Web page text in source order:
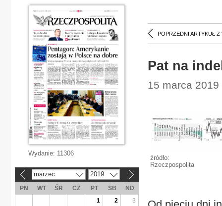
POPRZEDNI ARTYKUŁ Z
Pat na
15 marca 2019
źródło:
Rzeczpospolita
Wydanie: 11306
marzec 2019
PN WT ŚR CZ PT SB
ND
1
2
3